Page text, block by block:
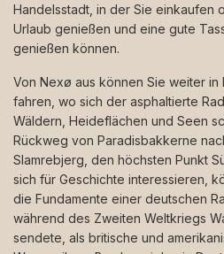
Handelsstadt, in der Sie einkaufen
Urlaub genießen und eine gute
genießen können.
Von Nexø aus können Sie weiter in
fahren, wo sich der asphaltierte
Wäldern, Heideflächen und Seen
Rückweg von Paradisbakkerne
Slamrebjerg, den höchsten Punkt
sich für Geschichte interessieren,
die Fundamente einer deutschen
während des Zweiten Weltkriegs
sendete, als britische und